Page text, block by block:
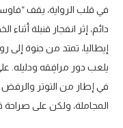
في قلب الرواية، يقف
دائم، إثر انفجار قنبلة
إيطاليا، تمتد من جنوة إلى
يلعب دور مرافِقه ودليله.
في إطار من التوتر والرفض
المجاملة، ولكن على صراحة